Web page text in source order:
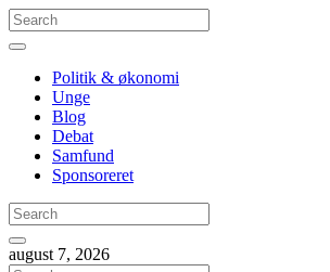
Politik & økonomi
Unge
Blog
Debat
Samfund
Sponsoreret
august 7, 2026